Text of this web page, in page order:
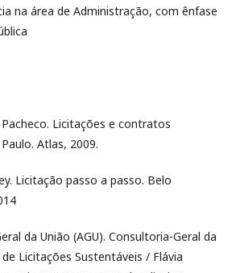
na área de Administração, com ênfase
Pacheco. Licitações e contratos
Atlas, 2009.
Licitação passo a passo. Belo
da União (AGU). Consultoria-Geral da
Licitações Sustentáveis / Flávia